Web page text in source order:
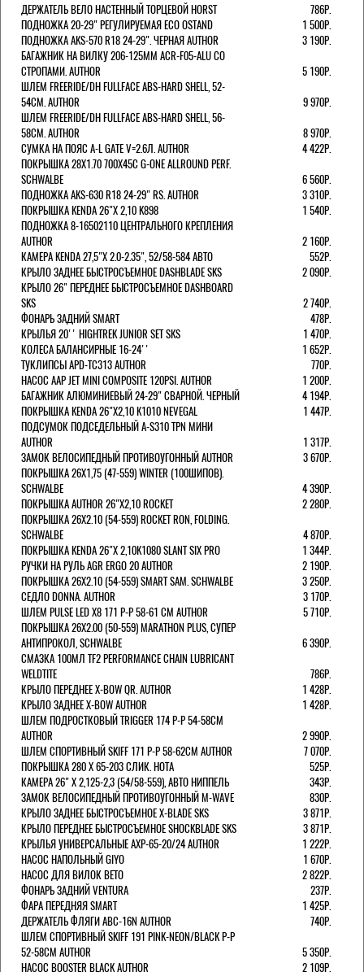
ДЕРЖАТЕЛЬ ВЕЛО НАСТЕННЫЙ ТОРЦЕВОЙ HORST
786Р.
ПОДНОЖКА 20-29" РЕГУЛИРУЕМАЯ ECO OSTAND
1 500Р.
ПОДНОЖКА AKS-570 R18 24-29". ЧЕРНАЯ AUTHOR
3 190Р.
БАГАЖНИК НА ВИЛКУ 206-125ММ ACR-F05-ALU СО
СТРОПАМИ. AUTHOR
5 190Р.
ШЛЕМ FREERIDE/DH FULLFACE ABS-HARD SHELL, 52-
54СМ. AUTHOR
9 970Р.
ШЛЕМ FREERIDE/DH FULLFACE ABS-HARD SHELL, 56-
58СМ. AUTHOR
8 970Р.
СУМКА НА ПОЯС A-L GATE V=2.6Л. AUTHOR
4 422Р.
ПОКРЫШКА 28X1.70 700X45C G-ONE ALLROUND PERF.
SCHWALBE
6 560Р.
ПОДНОЖКА AKS-630 R18 24-29" RS. AUTHOR
3 310Р.
ПОКРЫШКА KENDA 26"Х 2,10 K898
1 540Р.
ПОДНОЖКА 8-16502110 ЦЕНТРАЛЬНОГО КРЕПЛЕНИЯ
AUTHOR
2 160Р.
КАМЕРА KENDA 27,5"Х 2.0-2.35", 52/58-584 АВТО
552Р.
КРЫЛО ЗАДНЕЕ БЫСТРОСЪЕМНОЕ DASHBLADE SKS
2 090Р.
КРЫЛО 26" ПЕРЕДНЕЕ БЫСТРОСЪЕМНОЕ DASHBOARD
SKS
2 740Р.
ФОНАРЬ ЗАДНИЙ SMART
478Р.
КРЫЛЬЯ 20'' HIGHTREK JUNIOR SET SKS
1 470Р.
КОЛЕСА БАЛАНСИРНЫЕ 16-24''
1 652Р.
ТУКЛИПСЫ APD-TC313 AUTHOR
770Р.
НАСОС AAP JET MINI COMPOSITE 120PSI. AUTHOR
1 200Р.
БАГАЖНИК АЛЮМИНИЕВЫЙ 24-29" СВАРНОЙ. ЧЕРНЫЙ
4 194Р.
ПОКРЫШКА KENDA 26"Х2,10 K1010 NEVEGAL
1 447Р.
ПОДСУМОК ПОДСЕДЕЛЬНЫЙ A-S310 TPN МИНИ
AUTHOR
1 317Р.
ЗАМОК ВЕЛОСИПЕДНЫЙ ПРОТИВОУГОННЫЙ AUTHOR
3 670Р.
ПОКРЫШКА 26X1,75 (47-559) WINTER (100ШИПОВ).
SCHWALBE
4 390Р.
ПОКРЫШКА AUTHOR 26"Х2,10 ROCKET
2 280Р.
ПОКРЫШКА 26X2.10 (54-559) ROCKET RON, FOLDING.
SCHWALBE
4 870Р.
ПОКРЫШКА KENDA 26"Х 2,10K1080 SLANT SIX PRO
1 344Р.
РУЧКИ НА РУЛЬ AGR ERGO 20 AUTHOR
2 190Р.
ПОКРЫШКА 26X2.10 (54-559) SMART SAM. SCHWALBE
3 250Р.
СЕДЛО DONNA. AUTHOR
3 170Р.
ШЛЕМ PULSE LED X8 171 Р-Р 58-61 СМ AUTHOR
5 710Р.
ПОКРЫШКА 26X2.00 (50-559) MARATHON PLUS, СУПЕР
АНТИПРОКОЛ, SCHWALBE
6 390Р.
СМАЗКА 100МЛ TF2 PERFORMANCE CHAIN LUBRICANT
WELDTITE
786Р.
КРЫЛО ПЕРЕДНЕЕ X-BOW QR. AUTHOR
1 428Р.
КРЫЛО ЗАДНЕЕ X-BOW AUTHOR
1 428Р.
ШЛЕМ ПОДРОСТКОВЫЙ TRIGGER 174 Р-Р 54-58СМ
AUTHOR
2 990Р.
ШЛЕМ СПОРТИВНЫЙ SKIFF 171 Р-Р 58-62СМ AUTHOR
7 070Р.
ПОКРЫШКА 280 X 65-203 СЛИК. HOTA
525Р.
КАМЕРА 26" X 2,125-2,3 (54/58-559), АВТО НИППЕЛЬ
343Р.
ЗАМОК ВЕЛОСИПЕДНЫЙ ПРОТИВОУГОННЫЙ M-WAVE
830Р.
КРЫЛО ЗАДНЕЕ БЫСТРОСЪЕМНОЕ X-BLADE SKS
3 871Р.
КРЫЛО ПЕРЕДНЕЕ БЫСТРОСЪЕМНОЕ SHOCKBLADE SKS
3 871Р.
КРЫЛЬЯ УНИВЕРСАЛЬНЫЕ AXP-65-20/24 AUTHOR
1 222Р.
НАСОС НАПОЛЬНЫЙ GIYO
1 670Р.
НАСОС ДЛЯ ВИЛОК ВЕТО
2 822Р.
ФОНАРЬ ЗАДНИЙ VENTURA
237Р.
ФАРА ПЕРЕДНЯЯ SMART
1 425Р.
ДЕРЖАТЕЛЬ ФЛЯГИ ABC-16N AUTHOR
740Р.
ШЛЕМ СПОРТИВНЫЙ SKIFF 191 PINK-NEON/BLACK Р-Р
52-58СМ AUTHOR
5 350Р.
НАСОС BOOSTER BLACK AUTHOR
2 109Р.